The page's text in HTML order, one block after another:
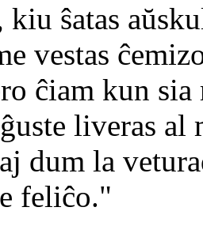
kiu ŝatas
vestas
ĉiam kun
liveras al
dum la
feliĉo."